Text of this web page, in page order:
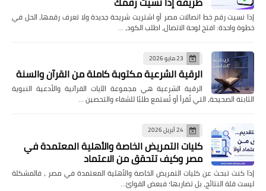
إذا نسيت رقم خط اتصالات مصر أو اشتريت شريحة جديدة ولا تعرف رقمها، الحل في
خطوة واحدة: افتح لوحة الاتصال، اطلب الكود، …
23 مايو 2026
الرقية الشرعية مكتوبة كاملة من القرآن والسنة
الرقية الشرعية هي مجموعة الآيات القرآنية والأدعية النبوية
الثابتة الصحيحة، التي تُقرأ أو تُستمع طلبًا للشفاء والتحصين …
24 أبريل 2026
كليات التمريض الخاصة والأهلية المعتمدة في
مصر وكيف تتحقق من الاعتماد
إذا كنت تبحث عن كليات التمريض الخاصة والأهلية المعتمدة في مصر ، فالمشكلة
ليست قلة النتائج، بل تضاربها؛ فبعض القوائ…